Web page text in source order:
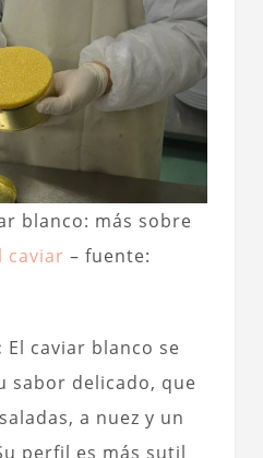
blanco: más sobre
caviar – fuente:
El caviar blanco se
sabor delicado, que
a nuez y un
perfil es más sutil